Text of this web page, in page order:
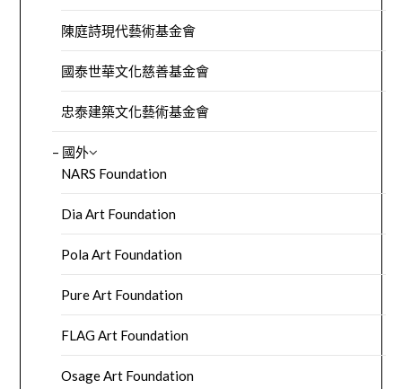
陳庭詩現代藝術基金會
國泰世華文化慈善基金會
忠泰建築文化藝術基金會
– 國外
NARS Foundation
Dia Art Foundation
Pola Art Foundation
Pure Art Foundation
FLAG Art Foundation
Osage Art Foundation